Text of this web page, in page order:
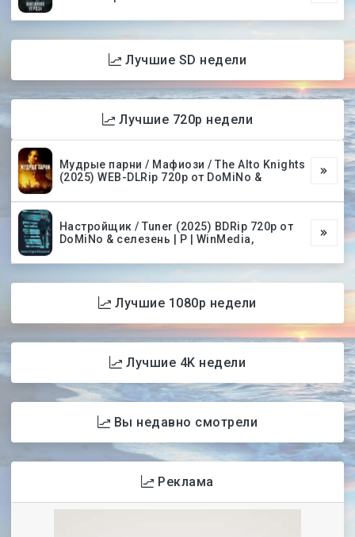
Лучшие SD недели
Лучшие 720p недели
Мудрые парни / Мафиози / The Alto Knights
(2025) WEB-DLRip 720p от DoMiNo &
Настройщик / Tuner (2025) BDRip 720p от
DoMiNo & селезень | P | WinMedia,
Лучшие 1080p недели
Лучшие 4K недели
Вы недавно смотрели
Реклама